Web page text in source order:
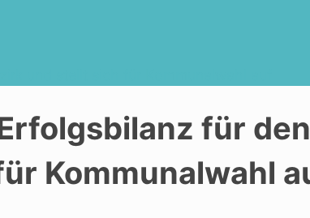
für den
Kommunalwahl